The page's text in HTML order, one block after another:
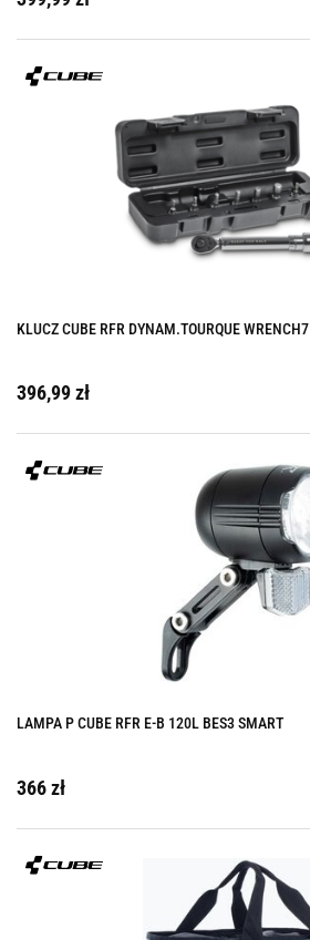
KLUCZ CUBE RFR DYNAM.TOURQUE WRENCH7
396,99 zł
LAMPA P CUBE RFR E-B 120L BES3 SMART
366 zł